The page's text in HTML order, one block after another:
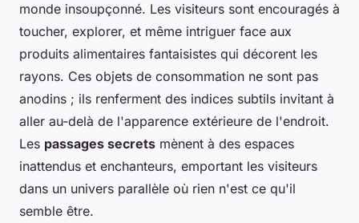
monde insoupçonné. Les visiteurs sont encouragés à
toucher, explorer, et même intriguer face aux
produits alimentaires fantaisistes qui décorent les
rayons. Ces objets de consommation ne sont pas
anodins ; ils renferment des indices subtils invitant à
aller au-delà de l'apparence extérieure de l'endroit.
Les passages secrets mènent à des espaces
inattendus et enchanteurs, emportant les visiteurs
dans un univers parallèle où rien n'est ce qu'il
semble être.